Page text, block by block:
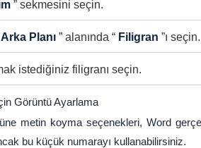
” sekmesini seçin.
Planı” alanında “ Filigran ”ı seçin.
istediğiniz filigranı seçin.
Görüntü Ayarlama
metin koyma seçenekleri, Word
bu küçük numarayı kullanabilirsiniz.